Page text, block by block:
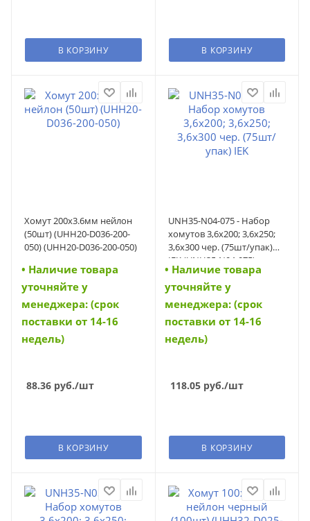
В КОРЗИНУ В КОРЗИНУ
Хомут 200х3.6мм нейлон
(50шт) (UHH20-D036-200-
050) (UHH20-D036-200-050)
• Наличие товара
уточняйте у
менеджера: (срок
поставки от 14-16
недель)
88.36 руб./шт
В КОРЗИНУ
UNH35-N04-075 - Набор
хомутов 3,6х200; 3,6х250;
3,6х300 чер. (75шт/упак)
IEK (UNH35-N04-075)
• Наличие товара
уточняйте у
менеджера: (срок
поставки от 14-16
недель)
118.05руб./шт
В КОРЗИНУ